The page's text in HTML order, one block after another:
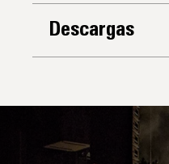
Descargas